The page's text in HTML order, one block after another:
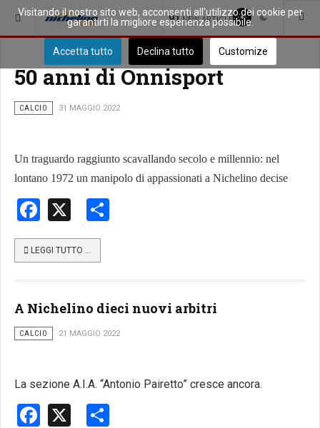
91 NEW ARTICLES
SEI QUI: SPORT
50 anni di Onnisport
CALCIO 31 MAGGIO 2022
Un traguardo raggiunto scavallando secolo e millennio: nel
lontano 1972 un manipolo di appassionati a Nichelino decise
Facebook
LEGGI TUTTO …
A Nichelino dieci nuovi arbitri
CALCIO 21 MAGGIO 2022
La sezione A.I.A. “Antonio Pairetto” cresce ancora.
Facebook
Visitando il nostro sito web, acconsenti all'utilizzo dei cookie per
garantirti la migliore esperienza possibile.
Accetta tutto Declina tutto Customize